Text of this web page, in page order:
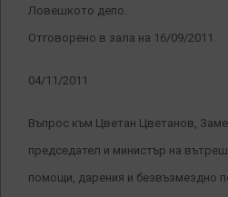
Ловешкото депо.
Отговорено в зала на 16/09/2011.
04/11/2011
Въпрос към Цветан Цветанов,
председател и министър на
помощи, дарения и безвъзмездно